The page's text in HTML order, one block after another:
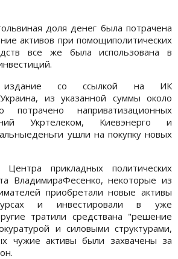
доля денег была потрачена
активов при помощиполитических
все же была использована в
издание со ссылкой на ИК
Украина, из указанной суммы около
наприватизационных
Укртелеком, Киевэнерго и
ушли на покупку новых
прикладных политических
ВладимираФесенко, некоторые из
приобретали новые активы
и инвестировали в уже
тратили средствана "решение
и силовыми структурами,
чужие активы были захвачены за